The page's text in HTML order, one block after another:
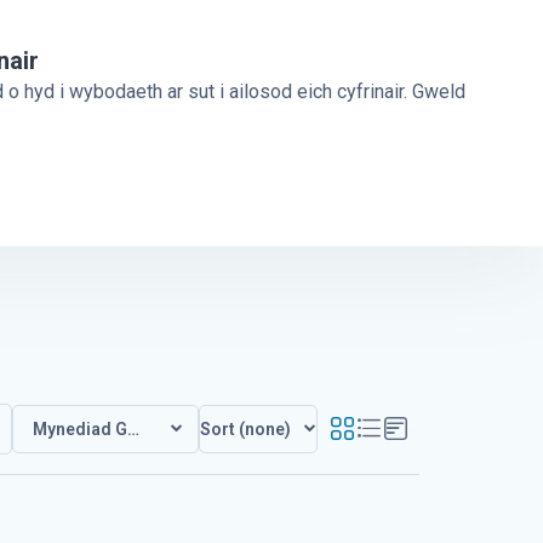
o hyd i wybodaeth ar sut i ailosod eich cyfrinair. Gweld
Mynediad Gwestai yn Unig / Digital Assistant / How to access
Sort (none)